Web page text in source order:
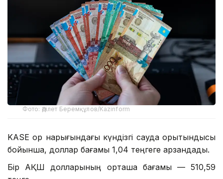
Фото: Әділет Беремқұлов/Kazinform
KASE қор нарығындағы күндізгі сауда қорытындысы
бойынша, доллар бағамы 1,04 теңгеге арзандады.
Бір АҚШ долларының орташа бағамы — 510,59